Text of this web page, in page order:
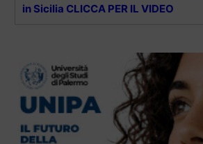
in Sicilia CLICCA PER IL VIDEO